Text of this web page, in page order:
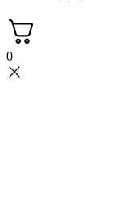
0